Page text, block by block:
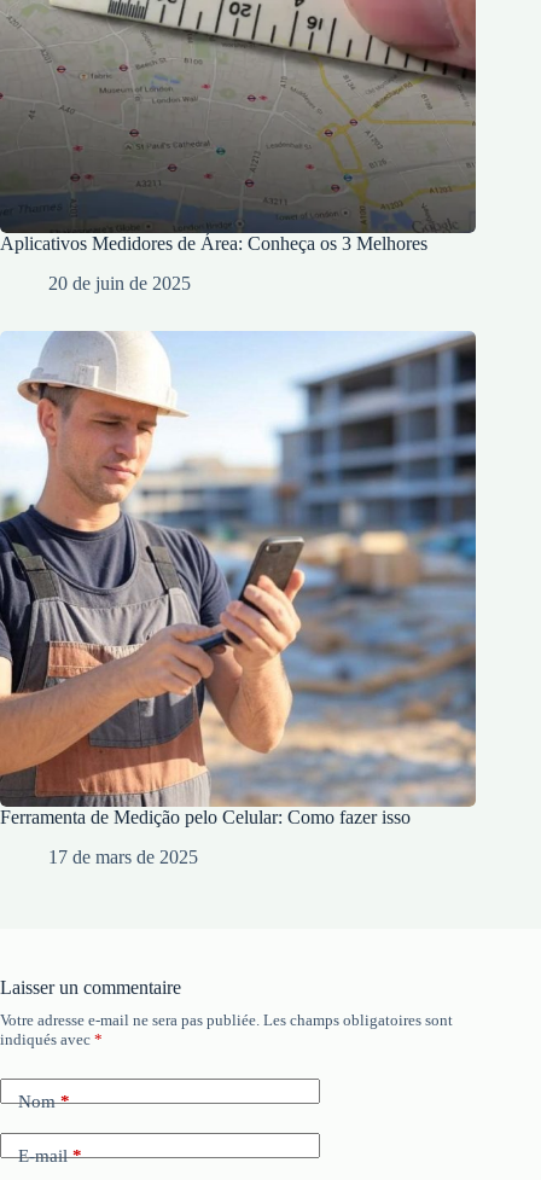
Aplicativos Medidores de Área: Conheça os 3 Melhores
20 de juin de 2025
Ferramenta de Medição pelo Celular: Como fazer isso
17 de mars de 2025
Laisser un commentaire
Votre adresse e-mail ne sera pas publiée. Les champs obligatoires sont
indiqués avec *
Nom*
E-mail*